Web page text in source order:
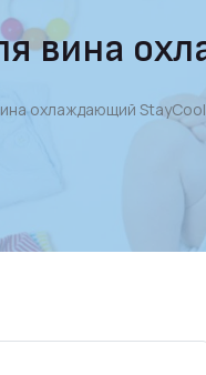
вина
охлаждающий